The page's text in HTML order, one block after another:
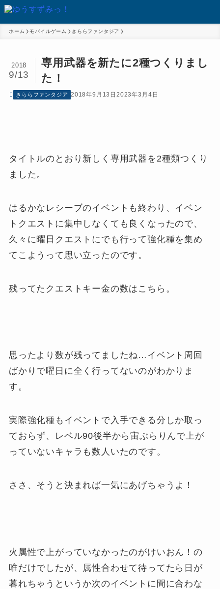
ホーム モバイルゲーム きららファンタジア
専用武器を新たに2種つくりまし
た！
2018
9/13
きららファンタジア 2018年9月13日2023年3月4日
タイトルのとおり新しく専用武器を2種類つくり
ました。
はるかなレシーブのイベントも終わり、イベン
トクエストに集中しなくても良くなったので、
久々に曜日クエストにでも行って強化種を集め
てこようって思い立ったのです。
残ってたクエストキー金の数はこちら。
思ったより数が残ってましたね…イベント周回
ばかりで曜日に全く行ってないのがわかりま
す。
実際強化種もイベントで入手できる分しか取っ
ておらず、レベル90後半から宙ぶらりんで上が
っていないキャラも数人いたのです。
ささ、そうと決まれば一気にあげちゃうよ！
火属性で上がっていなかったのがけいおん！の
唯だけでしたが、属性合わせて待ってたら日が
暮れちゃうというか次のイベントに間に合わな